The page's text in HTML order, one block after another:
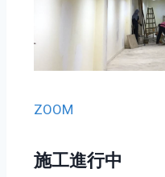
ZOOM
施工進行中